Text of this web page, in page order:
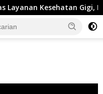
RSUD dr. Zainal Umar